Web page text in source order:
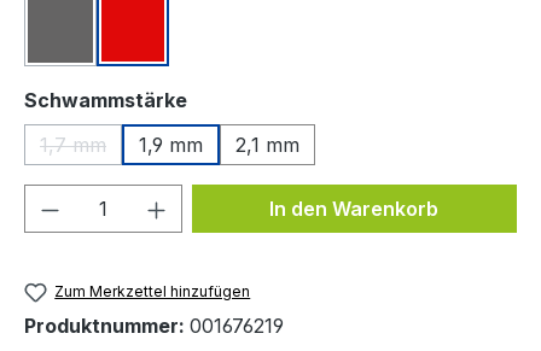
Schwammstärkeauswählen
1,7 mm
(Diese Option ist zurzeit nicht verfügbar.)
1,9 mm 2,1 mm
Produkt Anzahl: Gib denIn den Warenkorb
Zum Merkzettel hinzufügen
Produktnummer: 001676219